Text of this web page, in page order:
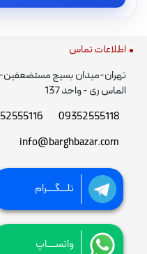
اطلاعات تماس
تهران-میدان بسیج مستضعفین-
الماس ری - واحد 137
09352555118
info@barghbazar.com
تلـــگــــرام
واتســــاپ